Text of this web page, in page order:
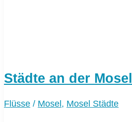
Städte an der Mosel
Flüsse / Mosel, Mosel Städte